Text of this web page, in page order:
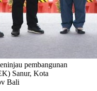
pembangunan
Sanur, Kota
Bali